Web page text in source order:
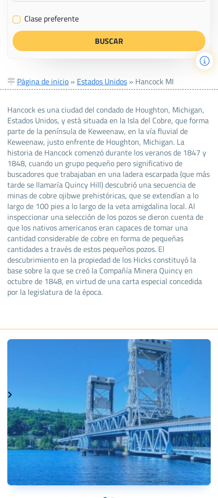
✔ Clase preferente
Página de inicio » Estados Unidos » Hancock MI
Hancock es una ciudad del condado de Houghton, Michigan,
Estados Unidos, y está situada en la Isla del Cobre, que forma
parte de la península de Keweenaw, en la vía fluvial de
Keweenaw, justo enfrente de Houghton, Michigan. La
historia de Hancock comenzó durante los veranos de 1847 y
1848, cuando un grupo pequeño pero significativo de
buscadores que trabajaban en una ladera escarpada (que más
tarde se llamaría Quincy Hill) descubrió una secuencia de
minas de cobre ojibwe prehistóricas, que se extendían a lo
largo de 100 pies a lo largo de la veta amigdalina local. Al
inspeccionar una selección de los pozos se dieron cuenta de
que los nativos americanos eran capaces de tomar una
cantidad considerable de cobre en forma de pequeñas
cantidades a través de estos pequeños pozos. El
descubrimiento en la propiedad de los Hicks constituyó la
base sobre la que se creó la Compañía Minera Quincy en
octubre de 1848, en virtud de una carta especial concedida
por la legislatura de la época.